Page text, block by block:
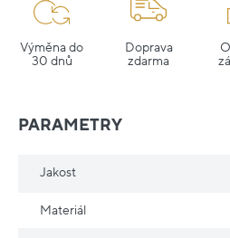
Výměna do
30 dnů
Doprava
zdarma
PARAMETRY
Jakost
Materiál